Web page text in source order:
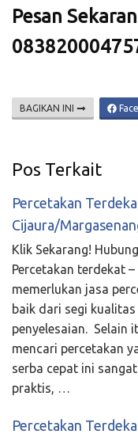
Pesan
BAGIKAN INI
Pos Terkait
Percetakan
Cijaura/
Klik Sekarang!
Percetakan terdekat
memerlukan jasa
baik dari segi
penyelesaian. Selain
mencari percetakan
serba cepat ini
praktis, …
Percetakan